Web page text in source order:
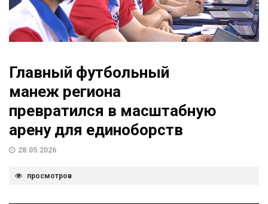
Главный футбольный
манеж региона
превратился в масштабную
арену для единоборств
28.05.2026
просмотров